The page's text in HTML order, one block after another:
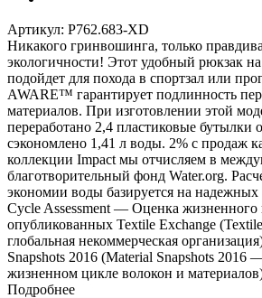
Артикул: P762.683-XD
Никакого гринвошинга, только
экологичности! Этот удобный рюкзак
подойдет для похода в спортзал или
AWARE™ гарантирует подлинность
материалов. При изготовлении этой
переработано 2,4 пластиковые бутылки
сэкономлено 1,41 л воды. 2% с продаж
коллекции Impact мы отчисляем в
благотворительный фонд Water.org.
экономии воды базируется на
Cycle Assessment — Оценка жизненного
опубликованных Textile Exchange
глобальная некоммерческая
Snapshots 2016 (Material Snapshots 2016
жизненном цикле волокон и
Подробнее